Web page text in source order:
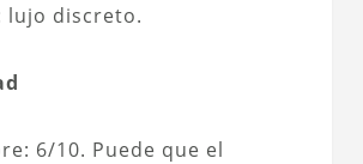
lujo discreto.
6/10. Puede que el